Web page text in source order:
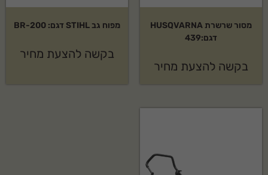
מסור שרשרת HUSQVARNA
דגם:439
בקשה להצעת מחיר
מפוח גב STIHL דגם: BR-200
בקשה להצעת מחיר